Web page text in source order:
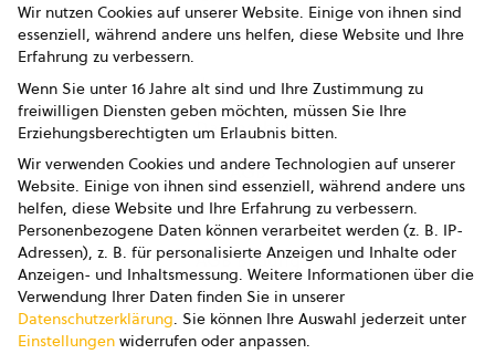
Presse
Impressum
Datenschutz
AGB
AGB Marketing GmbH
AGB Bildung
Newsletter
Wir nutzen Cookies auf unserer Website. Einige von ihnen sind
essenziell, während andere uns helfen, diese Website und Ihre
Erfahrung zu verbessern.
Wenn Sie unter 16 Jahre alt sind und Ihre Zustimmung zu
freiwilligen Diensten geben möchten, müssen Sie Ihre
Erziehungsberechtigten um Erlaubnis bitten.
Wir verwenden Cookies und andere Technologien auf unserer
Website. Einige von ihnen sind essenziell, während andere uns
helfen, diese Website und Ihre Erfahrung zu verbessern.
Personenbezogene Daten können verarbeitet werden (z. B. IP-
Adressen), z. B. für personalisierte Anzeigen und Inhalte oder
Anzeigen- und Inhaltsmessung. Weitere Informationen über die
Verwendung Ihrer Daten finden Sie in unserer
Datenschutzerklärung. Sie können Ihre Auswahl jederzeit unter
Einstellungen widerrufen oder anpassen.